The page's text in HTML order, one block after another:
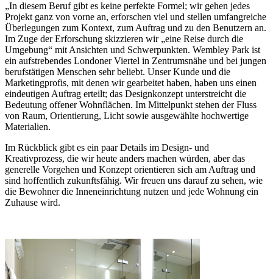
„In diesem Beruf gibt es keine perfekte Formel; wir gehen jedes
Projekt ganz von vorne an, erforschen viel und stellen umfangreiche
Überlegungen zum Kontext, zum Auftrag und zu den Benutzern an.
Im Zuge der Erforschung skizzieren wir „eine Reise durch die
Umgebung“ mit Ansichten und Schwerpunkten. Wembley Park ist
ein aufstrebendes Londoner Viertel in Zentrumsnähe und bei jungen
berufstätigen Menschen sehr beliebt. Unser Kunde und die
Marketingprofis, mit denen wir gearbeitet haben, haben uns einen
eindeutigen Auftrag erteilt; das Designkonzept unterstreicht die
Bedeutung offener Wohnflächen. Im Mittelpunkt stehen der Fluss
von Raum, Orientierung, Licht sowie ausgewählte hochwertige
Materialien.
Im Rückblick gibt es ein paar Details im Design- und
Kreativprozess, die wir heute anders machen würden, aber das
generelle Vorgehen und Konzept orientieren sich am Auftrag und
sind hoffentlich zukunftsfähig. Wir freuen uns darauf zu sehen, wie
die Bewohner die Inneneinrichtung nutzen und jede Wohnung ein
Zuhause wird.